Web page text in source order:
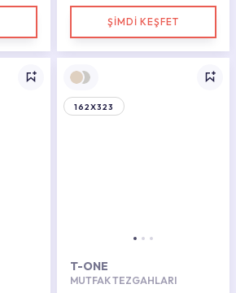
ŞİMDİ KEŞFET
162X323
T-ONE
MUTFAK TEZGAHLARI